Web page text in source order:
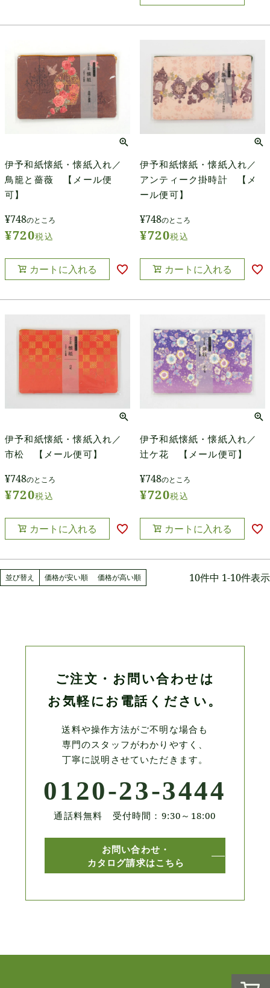
伊予和紙懐紙・懐紙入れ／
鳥籠と薔薇 【メール便
可】
¥748のところ
¥720税込
カートに入れる
伊予和紙懐紙・懐紙入れ／
アンティーク掛時計 【メ
ール便可】
¥748のところ
¥720税込
カートに入れる
伊予和紙懐紙・懐紙入れ／
市松 【メール便可】
¥748のところ
¥720税込
カートに入れる
伊予和紙懐紙・懐紙入れ／
辻ケ花 【メール便可】
¥748のところ
¥720税込
カートに入れる
並び替え 価格が安い順 価格が高い順 10件中 1-10件表示
ご注文・お問い合わせは
お気軽にお電話ください。
送料や操作方法がご不明な場合も
専門のスタッフがわかりやすく、
丁寧に説明させていただきます。
0120-23-3444
通話料無料 受付時間：9:30～18:00
お問い合わせ・
カタログ請求はこちら